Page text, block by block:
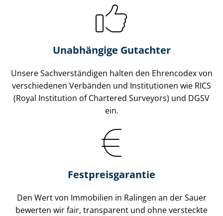
Unabhängige Gutachter
Unsere Sach­ver­stän­di­gen halten den Ehrencodex von
verschiedenen Verbänden und Institutionen wie RICS
(Royal Institution of Chartered Surveyors) und DGSV
ein.
Festpreis​garantie
Den Wert von Immobilien in Ralingen an der Sauer
bewerten wir fair, transparent und ohne versteckte